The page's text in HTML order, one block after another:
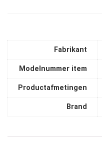
Fabrikant
Modelnummer item
Productafmetingen
Brand